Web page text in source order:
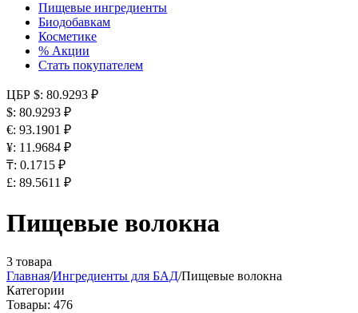
Пищевые ингредиенты
Биодобавкам
Косметике
% Акции
Стать покупателем
ЦБР $: 80.9293 ₽
$: 80.9293 ₽
€: 93.1901 ₽
¥: 11.9684 ₽
₸: 0.1715 ₽
£: 89.5611 ₽
Пищевые волокна
3 товара
Главная/Ингредиенты для БАД/Пищевые волокна
Категории
Товары: 476